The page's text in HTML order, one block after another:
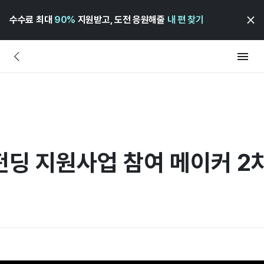
수수료 최대 90% 지원받고, 도전 응원해줄 내 편 찾기
딩 지원사업 참여 메이커